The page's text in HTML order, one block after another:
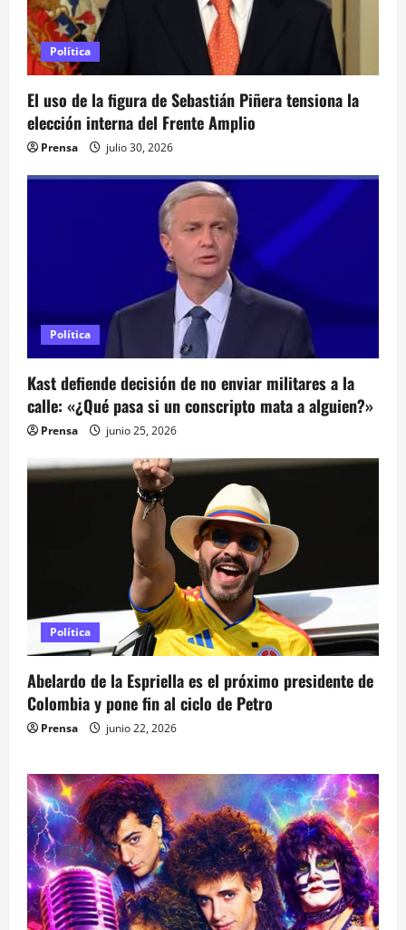
e
e
n
t
r
s
Política
El uso de la figura de Sebastián Piñera tensiona la
elección interna del Frente Amplio
Prensa julio 30, 2026
Política
Kast defiende decisión de no enviar militares a la
calle: «¿Qué pasa si un conscripto mata a alguien?»
Prensa junio 25, 2026
Política
Abelardo de la Espriella es el próximo presidente de
Colombia y pone fin al ciclo de Petro
Prensa junio 22, 2026